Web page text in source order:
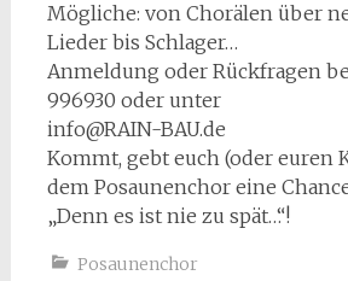
Mögliche: von Chorälen über
Lieder bis Schlager…
Anmeldung oder Rückfragen
996930 oder unter
info@RAIN-BAU.de
Kommt, gebt euch (oder euren
dem Posaunenchor eine
„Denn es ist nie zu spät…“!
Posaunenchor